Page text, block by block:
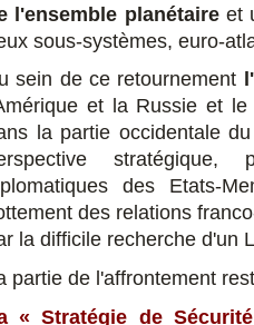
l'ensemble planétaireet
sous-systèmes, euro-
sein de ce retournement
et la Russie et
la partie occidentale
des Etats-
des relations
la difficile recherche d'un
partie de l'affrontement
« Stratégie de